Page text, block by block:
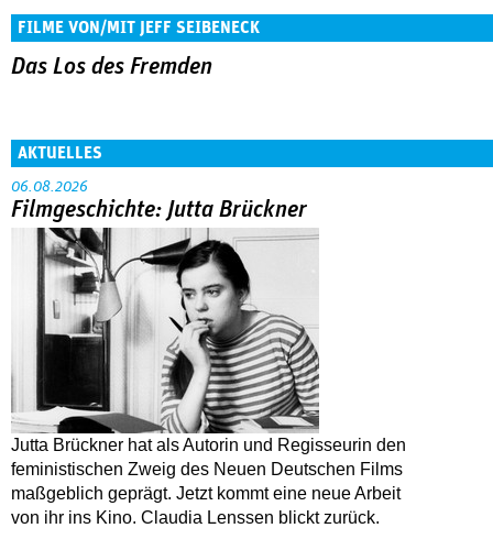
FILME VON/MIT JEFF SEIBENECK
Das Los des Fremden
AKTUELLES
06.08.2026
Filmgeschichte: Jutta Brückner
Jutta Brückner hat als Autorin und Regisseurin den
feministischen Zweig des Neuen Deutschen Films
maßgeblich geprägt. Jetzt kommt eine neue Arbeit
von ihr ins Kino. Claudia Lenssen blickt zurück.